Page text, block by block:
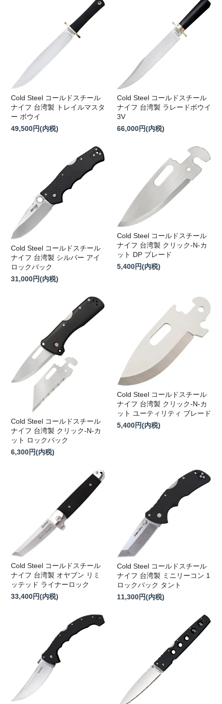
Cold Steel コールドスチール
ナイフ 台湾製 トレイルマスタ
ー ボウイ
49,500円(内税)
Cold Steel コールドスチール
ナイフ 台湾製 ラレードボウイ
3V
66,000円(内税)
Cold Steel コールドスチール
ナイフ 台湾製 シルバー アイ
ロックバック
31,000円(内税)
Cold Steel コールドスチール
ナイフ 台湾製 クリック-N-カ
ット DP ブレード
5,400円(内税)
Cold Steel コールドスチール
ナイフ 台湾製 クリック-N-カ
ット ロックバック
6,300円(内税)
Cold Steel コールドスチール
ナイフ 台湾製 クリック-N-カ
ット ユーティリティ ブレード
5,400円(内税)
Cold Steel コールドスチール
ナイフ 台湾製 オヤブン リミ
ッテッド ライナーロック
33,400円(内税)
Cold Steel コールドスチール
ナイフ 台湾製 ミニリーコン 1
ロックバック タント
11,300円(内税)